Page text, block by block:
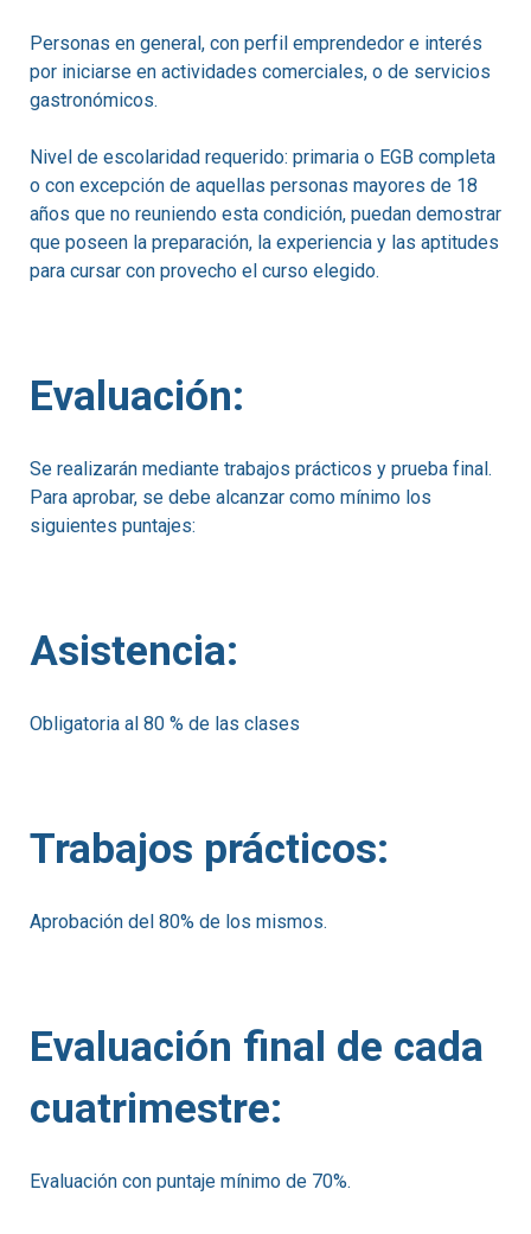
Personas en general, con perfil emprendedor e interés
por iniciarse en actividades comerciales, o de servicios
gastronómicos.
Nivel de escolaridad requerido: primaria o EGB completa
o con excepción de aquellas personas mayores de 18
años que no reuniendo esta condición, puedan demostrar
que poseen la preparación, la experiencia y las aptitudes
para cursar con provecho el curso elegido.
Evaluación:
Se realizarán mediante trabajos prácticos y prueba final.
Para aprobar, se debe alcanzar como mínimo los
siguientes puntajes:
Asistencia:
Obligatoria al 80 % de las clases
Trabajos prácticos:
Aprobación del 80% de los mismos.
Evaluación final de cada
cuatrimestre:
Evaluación con puntaje mínimo de 70%.